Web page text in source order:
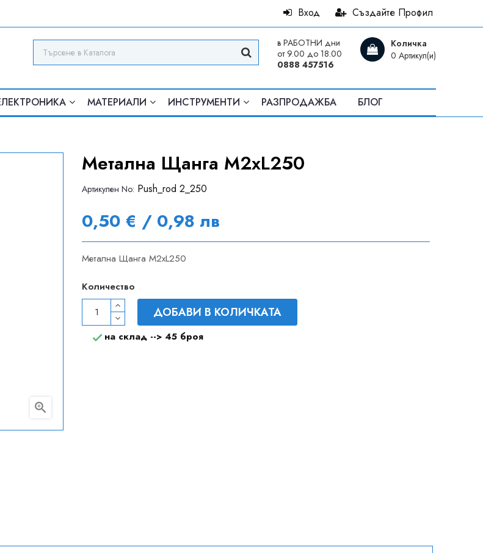
Създайте Профил
Вход
Количка
0 Артикул(и)
в РАБОТНИ дни
от 9.00 до 18.00
0888 457516
МАТЕРИАЛИ ИНСТРУМЕНТИ РАЗПРОДАЖБА БЛОГ

Метална Щанга M2xL250
Артикулен Nо: Push_rod 2_250
0,50 € / 0,98 лв
Метална Щанга M2xL250
Количество
ДОБАВИ В КОЛИЧКАТА
 на склад --> 45 броя